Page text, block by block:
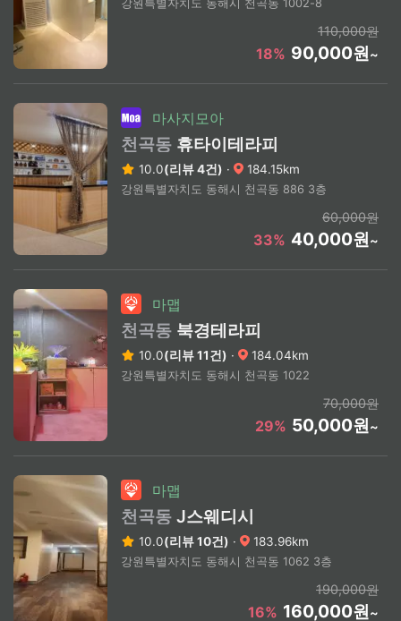
강원특별자치도 동해시 천곡동 1002-8
110,000원
18% 90,000원~
마사지모아
천곡동 휴타이테라피
10.0(리뷰 4건) · 184.15km
강원특별자치도 동해시 천곡동 886 3층
60,000원
33% 40,000원~
마맵
천곡동 북경테라피
10.0(리뷰 11건) · 184.04km
강원특별자치도 동해시 천곡동 1022
70,000원
29% 50,000원~
마맵
천곡동 J스웨디시
10.0(리뷰 10건) · 183.96km
강원특별자치도 동해시 천곡동 1062 3층
190,000원
16% 160,000원~